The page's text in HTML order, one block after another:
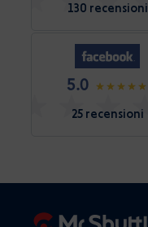
130 recensioni
5.0
25 recensioni